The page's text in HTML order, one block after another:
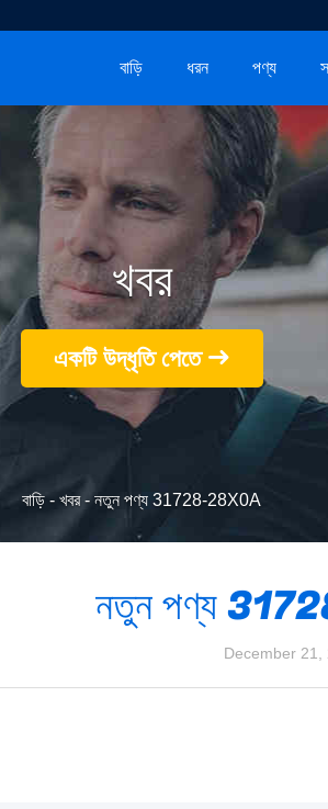
বাড়ি ধরন পণ্য
খবর
একটি উদ্ধৃতি পেতে
বাড়ি- খবর-নতুন পণ্য 31728-28X0A
নতুন পণ্য
December 21,